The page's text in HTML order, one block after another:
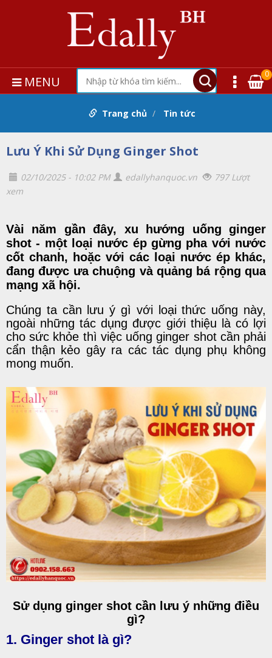
MENU 0
Trang chủ Tin tức
Lưu Ý Khi Sử Dụng Ginger Shot
02/10/2025 - 10:02 PM edallyhanquoc.vn
797 Lượt
xem
Vài năm gần đây, xu hướng uống ginger
shot - một loại nước ép gừng pha với nước
cốt chanh, hoặc với các loại nước ép khác,
đang được ưa chuộng và quảng bá rộng qua
mạng xã hội.
Chúng ta cần lưu ý gì với loại thức uống này,
ngoài những tác dụng được giới thiệu là có lợi
cho sức khỏe thì việc uống ginger shot cần phải
cẩn thận kẻo gây ra các tác dụng phụ không
mong muốn.
Sử dụng ginger shot cần lưu ý những điều
gì?
1. Ginger shot là gì?